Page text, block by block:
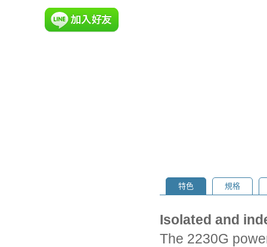
特色 規格
Isolated and
The 2230G